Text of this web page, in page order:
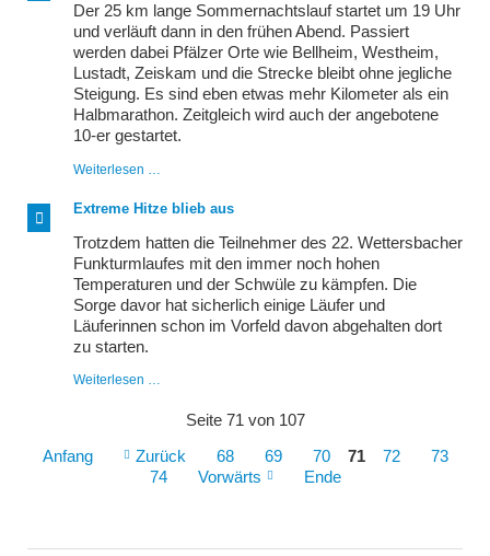
Der 25 km lange Sommernachtslauf startet um 19 Uhr
und verläuft dann in den frühen Abend. Passiert
werden dabei Pfälzer Orte wie Bellheim, Westheim,
Lustadt, Zeiskam und die Strecke bleibt ohne jegliche
Steigung. Es sind eben etwas mehr Kilometer als ein
Halbmarathon. Zeitgleich wird auch der angebotene
10-er gestartet.
Weiterlesen …
Extreme Hitze blieb aus
Trotzdem hatten die Teilnehmer des 22. Wettersbacher
Funkturmlaufes mit den immer noch hohen
Temperaturen und der Schwüle zu kämpfen. Die
Sorge davor hat sicherlich einige Läufer und
Läuferinnen schon im Vorfeld davon abgehalten dort
zu starten.
Weiterlesen …
bliebSeite 71 von 107
Anfang
Zurück 68 69 70 71 72
73
74
Vorwärts Ende